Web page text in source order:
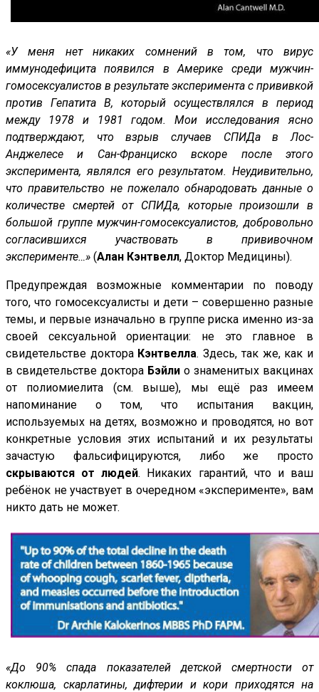
«У меня нет никаких сомнений в том, что вирус
иммунодефицита появился в Америке среди мужчин-
гомосексуалистов в результате эксперимента с прививкой
против Гепатита В, который осуществлялся в период
между 1978 и 1981 годом. Мои исследования ясно
подтверждают, что взрыв случаев СПИДа в Лос-
Анджелесе и Сан-Франциско вскоре после этого
эксперимента, являлся его результатом. Неудивительно,
что правительство не пожелало обнародовать данные о
количестве смертей от СПИДа, которые произошли в
большой группе мужчин-гомосексуалистов, добровольно
согласившихся участвовать в прививочном
эксперименте…» (Алан Кэнтвелл, Доктор Медицины).
Предупреждая возможные комментарии по поводу
того, что гомосексуалисты и дети – совершенно разные
темы, и первые изначально в группе риска именно из-за
своей сексуальной ориентации: не это главное в
свидетельстве доктора Кэнтвелла. Здесь, так же, как и
в свидетельстве доктора Бэйли о знаменитых вакцинах
от полиомиелита (см. выше), мы ещё раз имеем
напоминание о том, что испытания вакцин,
используемых на детях, возможно и проводятся, но вот
конкретные условия этих испытаний и их результаты
зачастую фальсифицируются, либо же просто
скрываются от людей. Никаких гарантий, что и ваш
ребёнок не участвует в очередном «эксперименте», вам
никто дать не может.
«До 90% спада показателей детской смертности от
коклюша, скарлатины, дифтерии и кори приходятся на